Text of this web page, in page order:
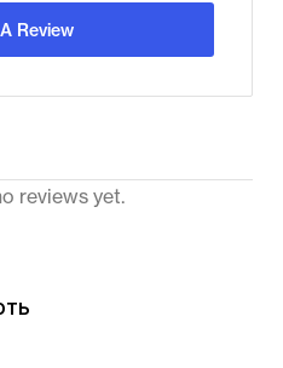
Review
reviews yet.